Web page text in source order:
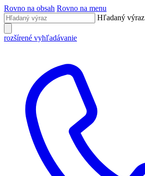
Rovno na obsah Rovno na menu
Hľadaný výraz
rozšírené vyhľadávanie